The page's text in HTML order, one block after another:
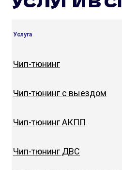
Услуга
Чип-тюнинг
Чип-тюнинг с выездом
Чип-тюнинг АКПП
Чип-тюнинг ДВС